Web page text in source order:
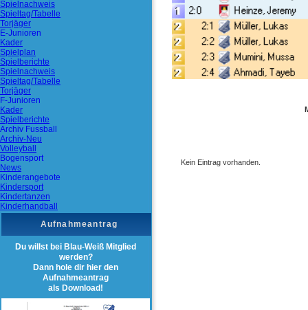
Spielnachweis
Spieltag/Tabelle
Torjäger
E-Junioren
Kader
Spielplan
Spielberichte
Spielnachweis
Spieltag/Tabelle
Torjäger
F-Junioren
Kader
Spielberichte
Archiv Fussball
Archiv-Neu
Volleyball
Bogensport
News
Kinderangebote
Kindersport
Kindertanzen
Kinderhandball
Aufnahmeantrag
Du willst bei Blau-Weiß Mitglied
werden?
Dann hole dir hier den
Aufnahmeantrag
als Download!